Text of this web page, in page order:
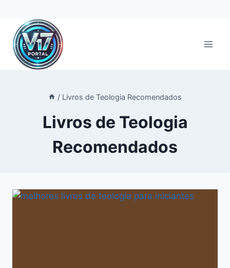
Pular
para
Conteúdo
/ Livros de Teologia Recomendados
Livros de Teologia
Recomendados